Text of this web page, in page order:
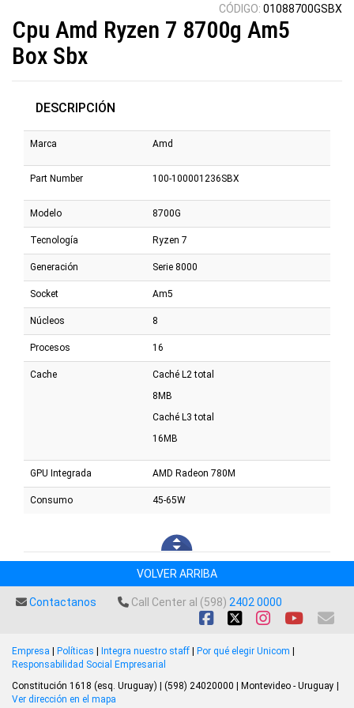
CÓDIGO: 01088700GSBX
Cpu Amd Ryzen 7 8700g Am5
Box Sbx
DESCRIPCIÓN
Marca Amd
Part Number 100-100001236SBX
Modelo 8700G
Tecnología Ryzen 7
Generación Serie 8000
Socket Am5
Núcleos 8
Procesos 16
Cache
Caché L2 total
8MB
Caché L3 total
16MB
GPU Integrada AMD Radeon 780M
Consumo 45-65W
VOLVER ARRIBA
Contactanos Call Center al (598) 2402 0000
Empresa Políticas Integra nuestro staff Por qué elegir Unicom
Responsabilidad Social Empresarial
Constitución 1618 (esq. Uruguay) | (598) 24020000 | Montevideo - Uruguay |
Ver dirección en el mapa